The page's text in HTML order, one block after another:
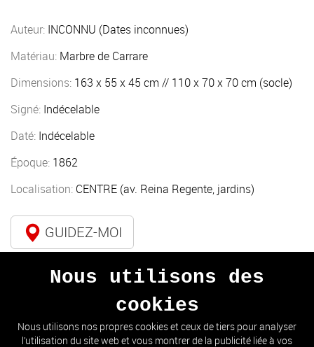
Auteur: INCONNU (Dates inconnues)
Matériau: Marbre de Carrare
Dimensions: 163 x 55 x 45 cm // 110 x 70 x 70 cm (socle)
Signé: Indécelable
Daté: Indécelable
Époque: 1862
Localisation: CENTRE (av. Reina Regente, jardins)
GUIDEZ-MOI
PRÉCÉDENT
Nous utilisons des
cookies
Nous utilisons nos propres cookies et ceux de tiers pour analyser
l’utilisation du site web et vous montrer de la publicité liée à vos